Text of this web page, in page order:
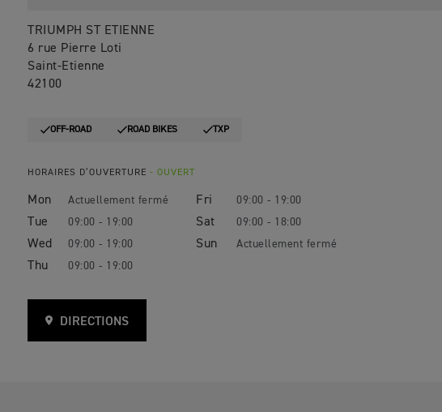
TRIUMPH ST ETIENNE
6 rue Pierre Loti
Saint-Etienne
42100
OFF-ROAD ROAD BIKES TXP
HORAIRES D’OUVERTURE - OUVERT
Mon
Tue 09:00 - 19:00
Wed 09:00 - 19:00
Thu 09:00 - 19:00
Fri 09:00 - 19:00
Sat 09:00 - 18:00
Sun
DIRECTIONS